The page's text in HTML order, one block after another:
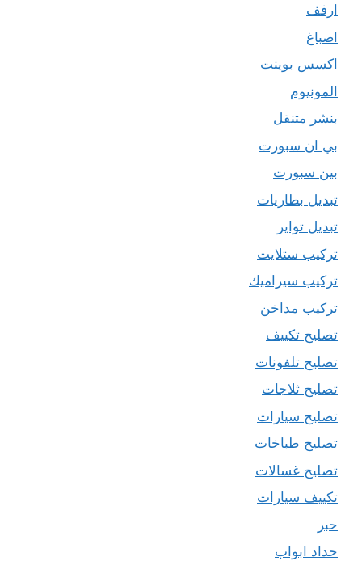
ارفف
اصباغ
اكسس بوينت
المونيوم
بنشر متنقل
بي ان سبورت
بين سبورت
تبديل بطاريات
تبديل تواير
تركيب ستلايت
تركيب سيراميك
تركيب مداخن
تصليح تكييف
تصليح تلفونات
تصليح ثلاجات
تصليح سيارات
تصليح طباخات
تصليح غسالات
تكييف سيارات
حبر
حداد ابواب